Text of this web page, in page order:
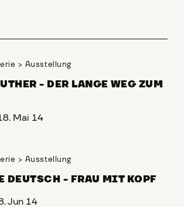
> Ausstellung
- DER LANGE WEG ZUM
Mai 14
> Ausstellung
DEUTSCH - FRAU MIT KOPF
Jun 14